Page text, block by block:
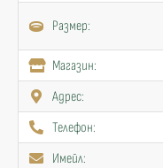
Размер:
Mагазин:
Адрес:
Телефон:
Имейл: